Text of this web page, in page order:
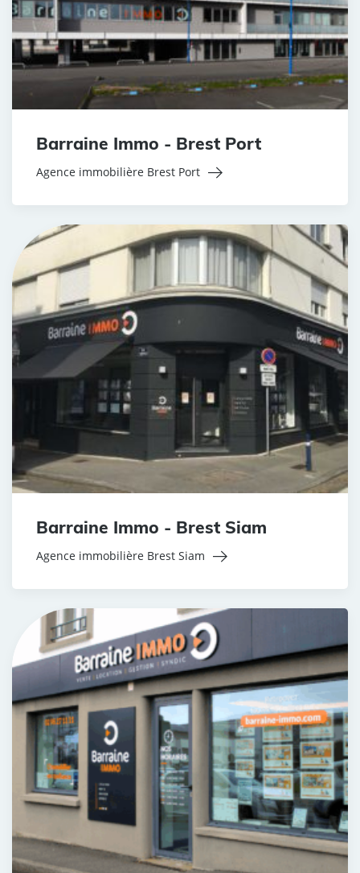
Barraine Immo - Brest Port
Agence immobilière Brest Port
Barraine Immo - Brest Siam
Agence immobilière Brest Siam